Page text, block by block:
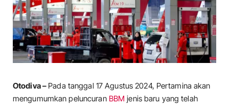
Otodiva – Pada tanggal 17 Agustus 2024, Pertamina akan
mengumumkan peluncuranBBM jenis baru yang telah